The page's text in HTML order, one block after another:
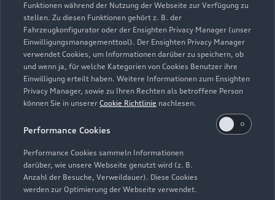
Funktionen während der Nutzung der Webseite zur Verfügung zu
stellen. Zu diesen Funktionen gehört z. B. der
Fahrzeugkonfigurator oder der Ensighten Privacy Manager (unser
Einwilligungsmanagementtool). Der Ensighten Privacy Manager
verwendet Cookies, um Informationen darüber zu speichern, ob
und wenn ja, für welche Kategorien von Cookies Benutzer ihre
Einwilligung erteilt haben. Weitere Informationen zum Ensighten
Privacy Manager, sowie zu Ihren Rechten als betroffene Person
können Sie in unserer Cookie Richtlinie nachlesen.
Performance Cookies
Performance Cookies sammeln Informationen
darüber, wie unsere Webseite genutzt wird (z. B.
Anzahl der Besuche, Verweildauer). Diese Cookies
werden zur Optimierung der Webseite verwendet.
Zurück nach oben
Modelle
Elektromodelle
Plug-in-Hybride
Neuwagensuche
Gebrauchtwagensuche
Service & Zubehör
Saisonale Angebote
Support